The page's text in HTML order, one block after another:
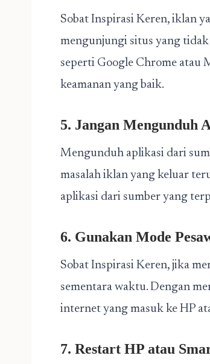
Sobat Inspirasi Keren, iklan
mengunjungi situs yang
seperti Google Chrome atau
keamanan yang baik.
5. Jangan Mengunduh
Mengunduh aplikasi dari
masalah iklan yang keluar
aplikasi dari sumber yang
6. Gunakan Mode
Sobat Inspirasi Keren, jika
sementara waktu. Dengan
internet yang masuk ke HP
7. Restart HP atau